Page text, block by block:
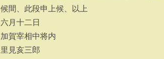
候間、此段申上候、以上
六月十二日
加賀宰相中将内
里見亥三郎